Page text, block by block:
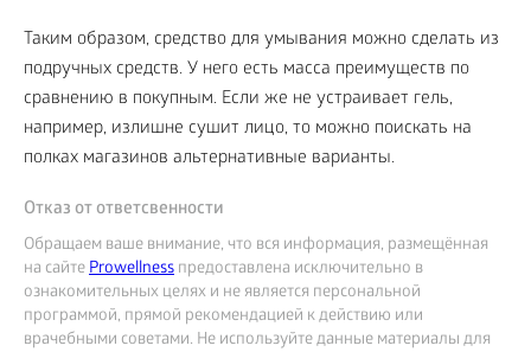
Таким образом, средство для умывания можно сделать из
подручных средств. У него есть масса преимуществ по
сравнению в покупным. Если же не устраивает гель,
например, излишне сушит лицо, то можно поискать на
полках магазинов альтернативные варианты.
Отказ от ответсвенности
Обращаем ваше внимание, что вся информация, размещённая
на сайтеProwellness предоставлена исключительно в
ознакомительных целях и не является персональной
программой, прямой рекомендацией к действию или
врачебными советами. Не используйте данные материалы для